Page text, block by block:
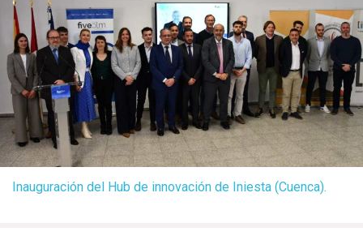
Inauguración del Hub de innovación de Iniesta (Cuenca).